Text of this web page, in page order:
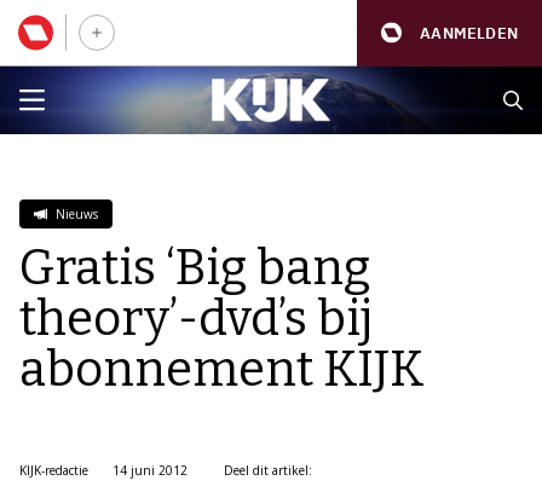
AANMELDEN
Nieuws
Gratis ‘Big bang
theory’-dvd’s bij
abonnement KIJK
KIJK-redactie
14 juni 2012
Deel dit artikel: